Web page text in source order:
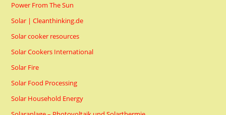
Power From The Sun
Solar | Cleanthinking.de
Solar cooker resources
Solar Cookers International
Solar Fire
Solar Food Processing
Solar Household Energy